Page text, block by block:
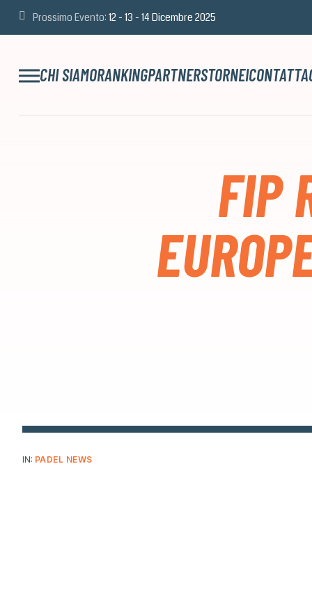
Prossimo Evento: 12 - 13 - 14 Dicembre 2025
CHI SIAMORANKINGPARTNERSTORNEI
FIP
IN: PADEL NEWS